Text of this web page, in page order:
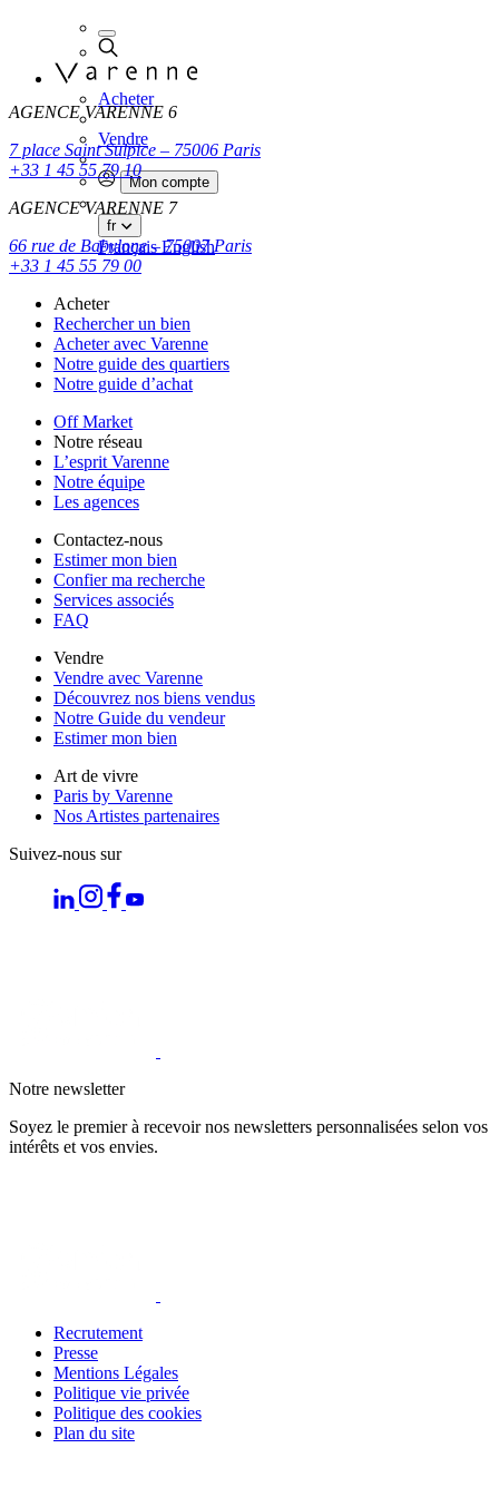
Acheter
Vendre
Mon compte
fr
FrançaisEnglish
AGENCE VARENNE 6
7 place Saint Sulpice – 75006 Paris
+33 1 45 55 79 10
AGENCE VARENNE 7
66 rue de Babylone – 75007 Paris
+33 1 45 55 79 00
Acheter
Rechercher un bien
Acheter avec Varenne
Notre guide des quartiers
Notre guide d’achat
Off Market
Notre réseau
L’esprit Varenne
Notre équipe
Les agences
Contactez-nous
Estimer mon bien
Confier ma recherche
Services associés
FAQ
Vendre
Vendre avec Varenne
Découvrez nos biens vendus
Notre Guide du vendeur
Estimer mon bien
Art de vivre
Paris by Varenne
Nos Artistes partenaires
Suivez-nous sur
Notre newsletter
Soyez le premier à recevoir nos newsletters personnalisées selon vos
intérêts et vos envies.
Recrutement
Presse
Mentions Légales
Politique vie privée
Politique des cookies
Plan du site